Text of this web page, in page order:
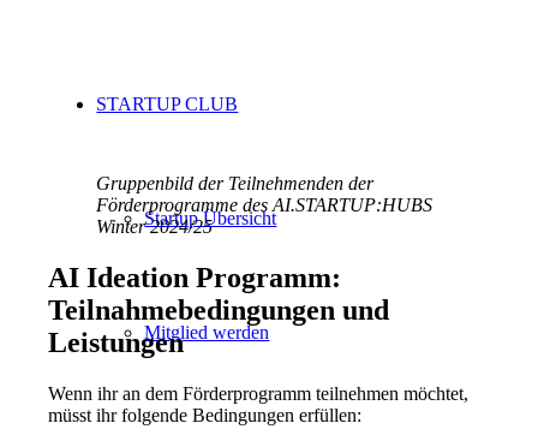
STARTUP CLUB
Startup Übersicht
Mitglied werden
Gruppenbild der Teilnehmenden der
Förderprogramme des AI.STARTUP:HUBS
Winter 2024/25
AI Ideation Programm:
Teilnahmebedingungen und
Leistungen
Wenn ihr an dem Förderprogramm teilnehmen möchtet,
müsst ihr folgende Bedingungen erfüllen: